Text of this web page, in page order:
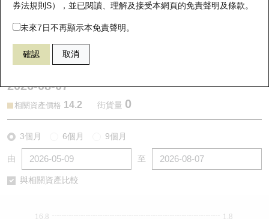
券法規則S），並已閱讀、理解及接受本網頁的免責聲明及條款。
未來7日不再顯示本免責聲明。
確認 取消
24992 瑞銀認購 1928 金沙中國有限公司
2026-08-07
相關資產價格 14.2 街貨量 0
3個月 6個月 9個月
由 至
與相關資產比較
1.8
16.8
即將到期認股證
認股證到期結算價查詢
認股證分析儀
認股證/牛熊證日誌
牛熊證街貨分佈圖
正股牛熊證列表
新發行瑞銀牛熊證
牛熊證到期結算價查詢
十天股證佔大市成交
資金流
街貨統計
恒指成份股
國指成份股
科指成份股
中資ETFs溢價比較
講座及教育短片
認股證投資者教育
牛熊證投資者教育